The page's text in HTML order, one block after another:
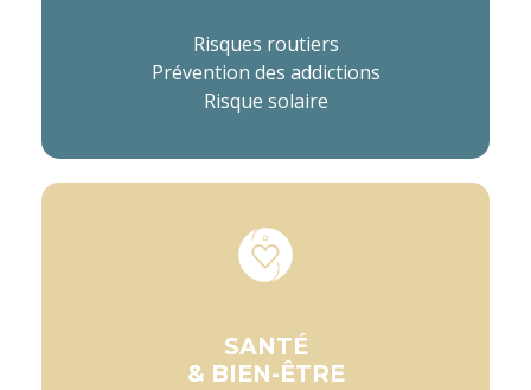
Risques routiers
Prévention des addictions
Risque solaire
SANTÉ
& BIEN-ÊTRE